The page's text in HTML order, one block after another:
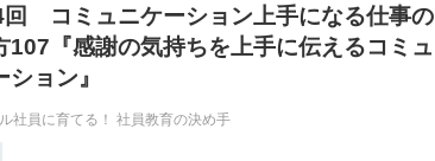
回 コミュニケーション上手になる仕事の
107『感謝の気持ちを上手に伝えるコミュ
ション』
社員に育てる！ 社員教育の決め手